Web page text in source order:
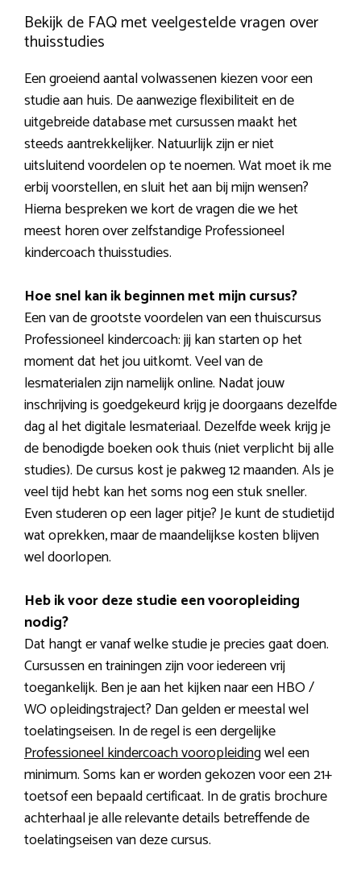
Bekijk de FAQ met veelgestelde vragen over
thuisstudies
Een groeiend aantal volwassenen kiezen voor een
studie aan huis. De aanwezige flexibiliteit en de
uitgebreide database met cursussen maakt het
steeds aantrekkelijker. Natuurlijk zijn er niet
uitsluitend voordelen op te noemen. Wat moet ik me
erbij voorstellen, en sluit het aan bij mijn wensen?
Hierna bespreken we kort de vragen die we het
meest horen over zelfstandige Professioneel
kindercoach thuisstudies.
Hoe snel kan ik beginnen met mijn cursus?
Een van de grootste voordelen van een thuiscursus
Professioneel kindercoach: jij kan starten op het
moment dat het jou uitkomt. Veel van de
lesmaterialen zijn namelijk online. Nadat jouw
inschrijving is goedgekeurd krijg je doorgaans dezelfde
dag al het digitale lesmateriaal. Dezelfde week krijg je
de benodigde boeken ook thuis (niet verplicht bij alle
studies). De cursus kost je pakweg 12 maanden. Als je
veel tijd hebt kan het soms nog een stuk sneller.
Even studeren op een lager pitje? Je kunt de studietijd
wat oprekken, maar de maandelijkse kosten blijven
wel doorlopen.
Heb ik voor deze studie een vooropleiding
nodig?
Dat hangt er vanaf welke studie je precies gaat doen.
Cursussen en trainingen zijn voor iedereen vrij
toegankelijk. Ben je aan het kijken naar een HBO /
WO opleidingstraject? Dan gelden er meestal wel
toelatingseisen. In de regel is een dergelijke
Professioneel kindercoach vooropleidingwel een
minimum. Soms kan er worden gekozen voor een 21+
toetsof een bepaald certificaat. In de gratis brochure
achterhaal je alle relevante details betreffende de
toelatingseisen van deze cursus.